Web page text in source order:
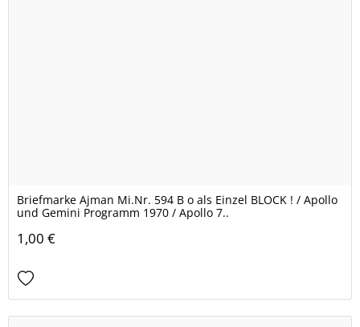
Briefmarke Ajman Mi.Nr. 594 B o als Einzel BLOCK ! / Apollo
und Gemini Programm 1970 / Apollo 7..
1,00 €